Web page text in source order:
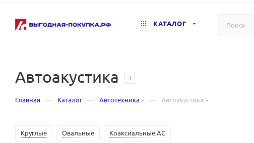
КАТАЛОГ
Автоакустика 3
Главная — Каталог — Автотехника — Автоакустика
Круглые Овальные Коаксиальные АС